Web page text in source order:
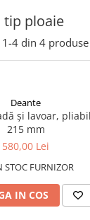
tip ploaie
1-4 din 4 produse
Deante
și lavoar,
215 mm
580,00 Lei
STOC FURNIZOR
IN COS